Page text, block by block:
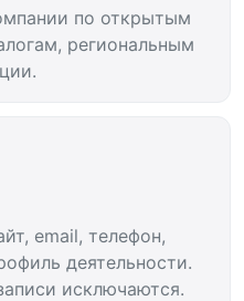
по открытым
региональным
email, телефон,
деятельности.
исключаются.